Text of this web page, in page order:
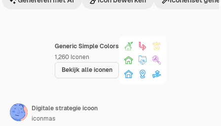
Generic Simple Colors
1,260 Iconen
Bekijk alle iconen
Digitale strategie icoon
iconmas